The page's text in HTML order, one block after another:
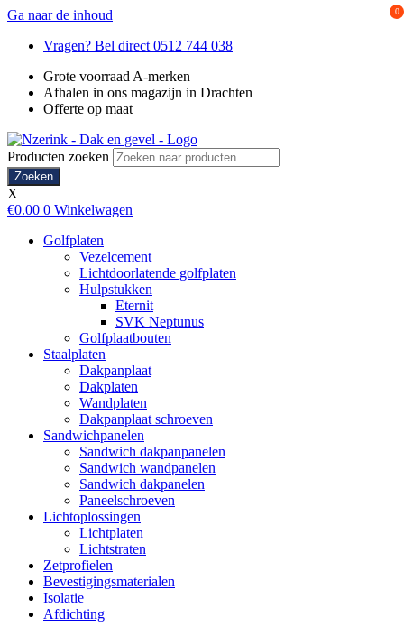
Ga naar de inhoud
Vragen? Bel direct 0512 744 038
Grote voorraad A-merken
Afhalen in ons magazijn in Drachten
Offerte op maat
Producten zoeken
Zoeken
0
X
€0.00 0 Winkelwagen
Golfplaten
Vezelcement
Lichtdoorlatende golfplaten
Hulpstukken
Eternit
SVK Neptunus
Golfplaatbouten
Staalplaten
Dakpanplaat
Dakplaten
Wandplaten
Dakpanplaat schroeven
Sandwichpanelen
Sandwich dakpanpanelen
Sandwich wandpanelen
Sandwich dakpanelen
Paneelschroeven
Lichtoplossingen
Lichtplaten
Lichtstraten
Zetprofielen
Bevestigingsmaterialen
Isolatie
Afdichting